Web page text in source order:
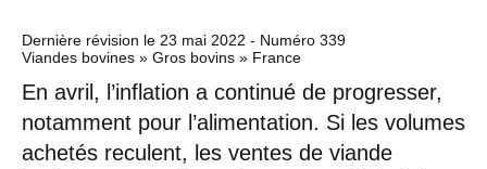
Dernière révision le 23 mai 2022 - Numéro 339
Viandes bovines » Gros bovins » France
En avril, l’inflation a continué de progresser,
notamment pour l’alimentation. Si les volumes
achetés reculent, les ventes de viande